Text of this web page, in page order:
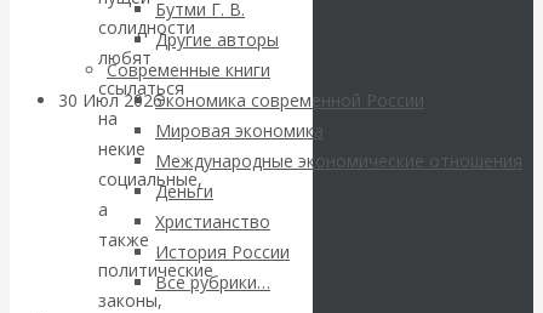
Бутми Г. В.
Другие авторы
Современные книги
Экономика современной России
Мировая экономика
Международные экономические отношения
Деньги
Христианство
История России
Все рубрики…
nach Osten
30 Июл 2026Банки
Валентин
Катасонов. Кто
определяет
солидности
любят
ссылаться
на
некие
социальные,
а
также
политические
законы,